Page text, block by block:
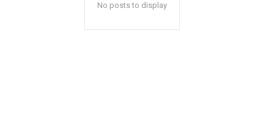
No posts to display